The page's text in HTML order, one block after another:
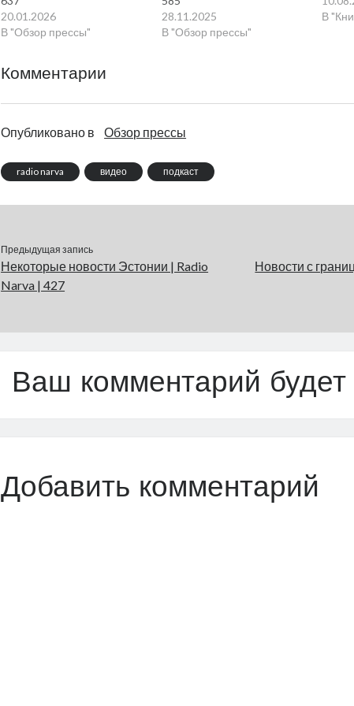
20.01.2026
В "Обзор прессы"
28.11.2025
В "Обзор прессы"
В
Комментарии
Опубликовано в Обзор прессы
radio narva видео подкаст
Предыдущая запись
Некоторые новости Эстонии | Radio
Narva | 427
Новости с
Ваш комментарий
Добавить комментарий